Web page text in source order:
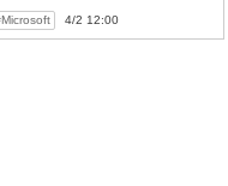
Microsoft 4/2 12:00